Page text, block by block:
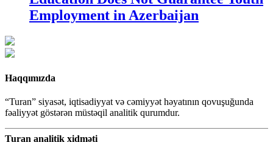
Employment in Azerbaijan
Haqqımızda
“Turan” siyasət, iqtisadiyyat və cəmiyyət həyatının qovuşuğunda
fəaliyyət göstərən müstəqil analitik qurumdur.
Turan analitik xidməti